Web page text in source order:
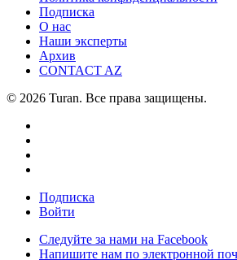
Подписка
О нас
Наши эксперты
Архив
CONTACT AZ
© 2026 Turan. Все права защищены.
Подписка
Войти
Следуйте за нами на Facebook
Напишите нам по электронной